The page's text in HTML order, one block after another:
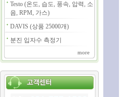
Testo (온도, 습도, 풍속, 압력, 소
음, RPM, 가스)
DAVIS (상품 25000개)
분진 입자수 측정기
more